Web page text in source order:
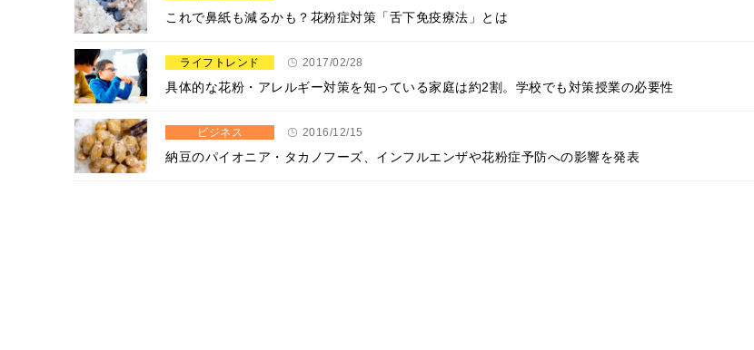
これで鼻紙も減るかも？花粉症対策「舌下免疫療法」とは
ライフトレンド 2017/02/28
具体的な花粉・アレルギー対策を知っている家庭は約2割。学校でも対策授業の必要性
ビジネス 2016/12/15
納豆のパイオニア・タカノフーズ、インフルエンザや花粉症予防への影響を発表